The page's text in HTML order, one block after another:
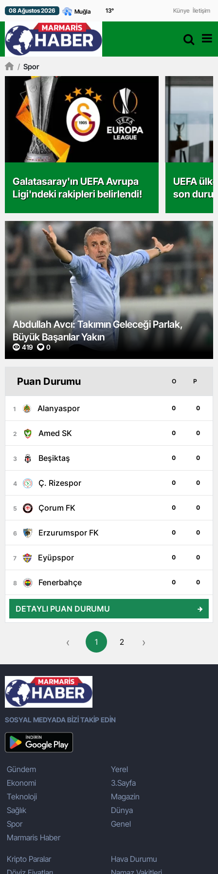
08 Ağustos 2026 13° Künye İletişim
/ Spor
Galatasaray'ın UEFA Avrupa
Ligi'ndeki rakipleri belirlendi!
UEFA
son
Abdullah Avcı: Takımın Geleceği Parlak,
Büyük Başarılar Yakın
419 0
Puan Durumu O P
1 Alanyaspor 0 0
2 Amed SK 0 0
3 Beşiktaş 0 0
4 Ç. Rizespor 0 0
5 Çorum FK 0 0
6 Erzurumspor FK 0 0
7 Eyüpspor 0 0
8 Fenerbahçe 0 0
DETAYLI PUAN DURUMU
‹ 1 2 ›
SOSYAL MEDYADA BİZİ TAKİP EDİN
Gündem
Ekonomi
Teknoloji
Sağlık
Spor
Marmaris Haber
Yerel
3.Sayfa
Magazin
Dünya
Genel
Kripto Paralar
Hava Durumu